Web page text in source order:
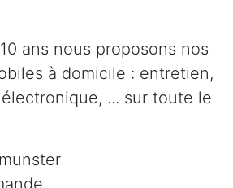
ans nous proposons nos
à domicile : entretien,
... sur toute le